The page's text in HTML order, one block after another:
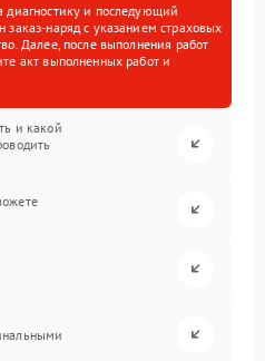
диагностику и последующий
заказ-наряд с указанием страховых
Далее, после выполнения работ
акт выполненных работ и
и какой